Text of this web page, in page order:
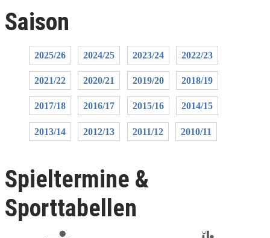
Saison
2025/26 2024/25 2023/24 2022/23
2021/22 2020/21 2019/20 2018/19
2017/18 2016/17 2015/16 2014/15
2013/14 2012/13 2011/12 2010/11
Spieltermine &
Sporttabellen